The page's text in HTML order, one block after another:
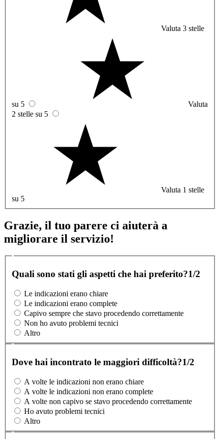
Valuta 3 stelle
su 5
Valuta
2 stelle su 5
Valuta 1 stelle
su 5
Grazie, il tuo parere ci aiuterà a
migliorare il servizio!
Quali sono stati gli aspetti che hai preferito?1/2
Le indicazioni erano chiare
Le indicazioni erano complete
Capivo sempre che stavo procedendo correttamente
Non ho avuto problemi tecnici
Altro
Dove hai incontrato le maggiori difficoltà?1/2
A volte le indicazioni non erano chiare
A volte le indicazioni non erano complete
A volte non capivo se stavo procedendo correttamente
Ho avuto problemi tecnici
Altro